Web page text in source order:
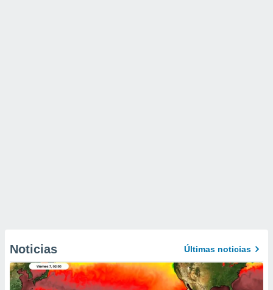
Noticias Últimas noticias